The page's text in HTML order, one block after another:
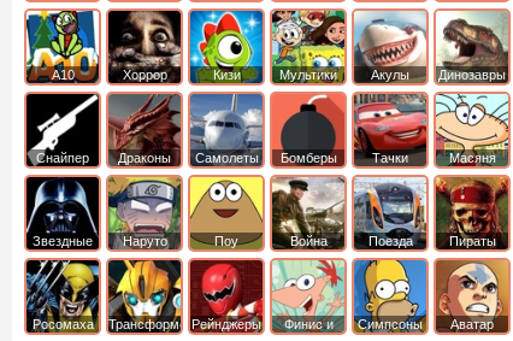
бойцы
нетворк
А10 Хоррор Кизи Мультики Акулы Динозавры
Снайпер Драконы Самолеты Бомберы Тачки Масяня
Звездные
войны
Наруто Поу Война Поезда
Пираты
Карибского
Моря
Росомаха ТрансформерыРейнджеры
Финис и
Симпсоны
Аватар